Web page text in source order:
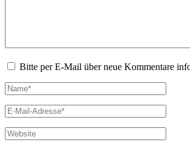
Bitte per E-Mail über neue Kommentare
Name*
E-
Mail-
Adresse*
Website